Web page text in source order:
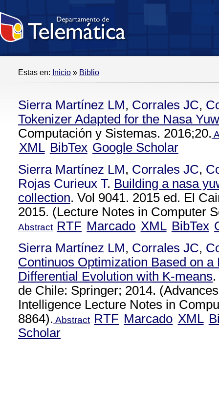
Estas en: Inicio » Biblio
Sierra Martínez LM, Corrales JC,
Tokenizer Adapted for the Nasa
Computación y Sistemas. 2016;20.
XML BibTex Google Scholar
Sierra Martínez LM, Corrales JC,
Rojas Curieux T. Building a nasa
collection. Vol 9041. 2015 ed. El
2015. (Lecture Notes in Computer
Abstract RTF Marcado XML BibTex
Sierra Martínez LM, Corrales JC,
Continuos Optimization Based on a
Differential Evolution with K-means
de Chile: Springer; 2014.
Intelligence Lecture Notes in
8864). Abstract RTF Marcado XML
Scholar